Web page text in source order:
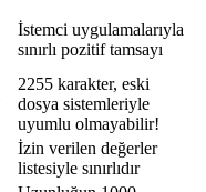
İstemci uygulamalarıyla
sınırlı pozitif tamsayı
2255 karakter, eski
dosya sistemleriyle
uyumlu olmayabilir!
İzin verilen değerler
listesiyle sınırlıdır